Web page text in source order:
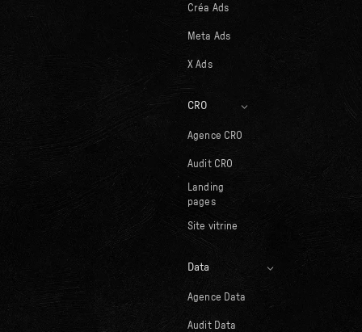
Créa Ads
Meta Ads
X Ads
CRO
Agence CRO
Audit CRO
Landing
pages
Site vitrine
Data
Agence Data
Audit Data